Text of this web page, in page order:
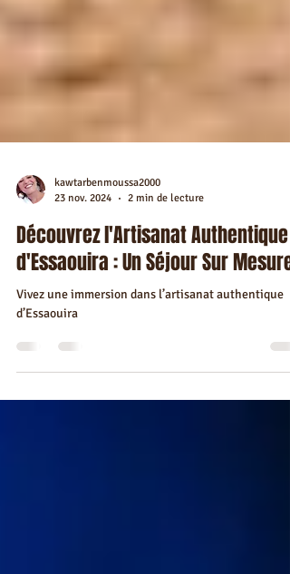
kawtarbenmoussa2000
23 nov. 2024
2 min de lecture
Découvrez l'Artisanat Authentique
d'Essaouira : Un Séjour Sur Mesure
Vivez une immersion dans l’artisanat authentique